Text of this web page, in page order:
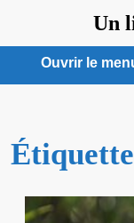
contenu
Un
Ouvrir le